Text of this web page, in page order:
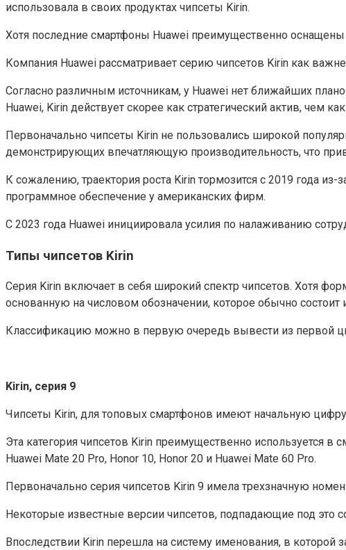
использовала в своих продуктах чипсеты Kirin.
Хотя последние смартфоны Huawei преимущественно
Компания Huawei рассматривает серию чипсетов Kirin как
Согласно различным источникам, у Huawei нет ближайших
Huawei, Kirin действует скорее как стратегический актив, чем
Первоначально чипсеты Kirin не пользовались широкой
демонстрирующих впечатляющую производительность, что
К сожалению, траектория роста Kirin тормозится с 2019 года
программное обеспечение у американских фирм.
С 2023 года Huawei инициировала усилия по налаживанию
Типы чипсетов Kirin
Серия Kirin включает в себя широкий спектр чипсетов. Хотя
основанную на числовом обозначении, которое обычно состоит
Классификацию можно в первую очередь вывести из первой
Kirin, серия 9
Чипсеты Kirin, для топовых смартфонов имеют начальную
Эта категория чипсетов Kirin преимущественно используется
Huawei Mate 20 Pro, Honor 10, Honor 20 и Huawei Mate 60 Pro.
Первоначально серия чипсетов Kirin 9 имела трехзначную
Некоторые известные версии чипсетов, подпадающие под это
Впоследствии Kirin перешла на систему именования, в